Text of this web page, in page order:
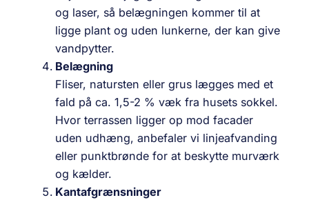
og laser, så belægningen kommer til at
ligge plant og uden lunkerne, der kan give
vandpytter.
Belægning
Fliser, natursten eller grus lægges med et
fald på ca. 1,5-2 % væk fra husets sokkel.
Hvor terrassen ligger op mod facader
uden udhæng, anbefaler vi linjeafvanding
eller punktbrønde for at beskytte murværk
og kælder.
Kantafgrænsninger